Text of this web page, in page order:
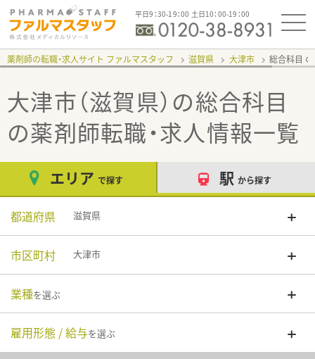
平日9：30-19：00 土日10：00-19：00
薬剤師の転職・求人サイト ファルマスタッフ 滋賀県 大津市 総合科目
大津市（滋賀県）の総合科目
の薬剤師転職・求人情報一覧
エリア で探す 駅 から探す
都道府県 滋賀県
市区町村 大津市
業種を選ぶ
雇用形態 / 給与を選ぶ